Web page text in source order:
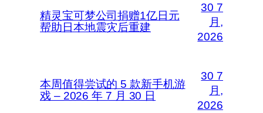
精灵宝可梦公司捐赠1亿日元
帮助日本地震灾后重建
30 7
月,
2026
本周值得尝试的 5 款新手机游
戏 – 2026 年 7 月 30 日
30 7
月,
2026